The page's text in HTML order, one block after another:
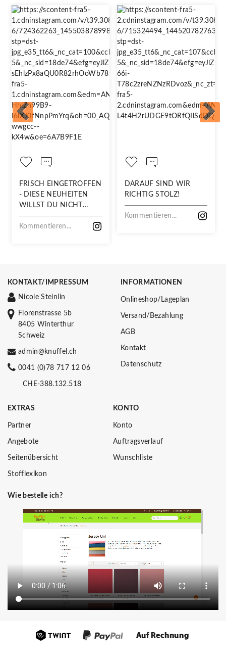
FRISCH EINGETROFFEN
- DIESE NEUHEITEN
WILLST DU NICHT
VERPASSEN!
Kommentieren...
DARAUF SIND WIR
RICHTIG STOLZ!
Kommentieren...
KONTAKT/IMPRESSUM
Nicole Steinlin
Florenstrasse 5b
8405 Winterthur
Schweiz
admin@knuffel.ch
0041 (0)78 717 12 06
CHE-388.132.518
INFORMATIONEN
Onlineshop/Lageplan
Versand/Bezahlung
AGB
Kontakt
Datenschutz
EXTRAS
Partner
Angebote
Seitenübersicht
Stofflexikon
KONTO
Konto
Auftragsverlauf
Wunschliste
Wie bestelle ich?